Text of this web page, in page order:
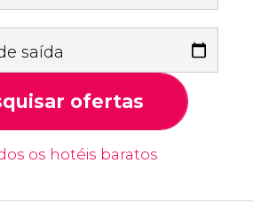
saída
ofertas
os hotéis baratos